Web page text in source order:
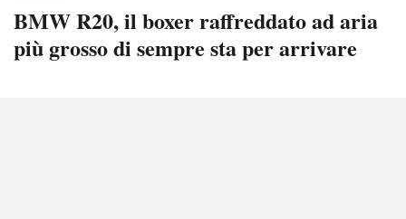
BMW R20, il boxer raffreddato ad aria
più grosso di sempre sta per arrivare